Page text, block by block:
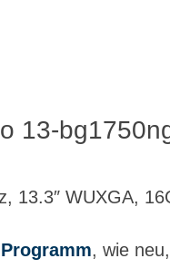
13-
13.3″ WUXGA,
, wie